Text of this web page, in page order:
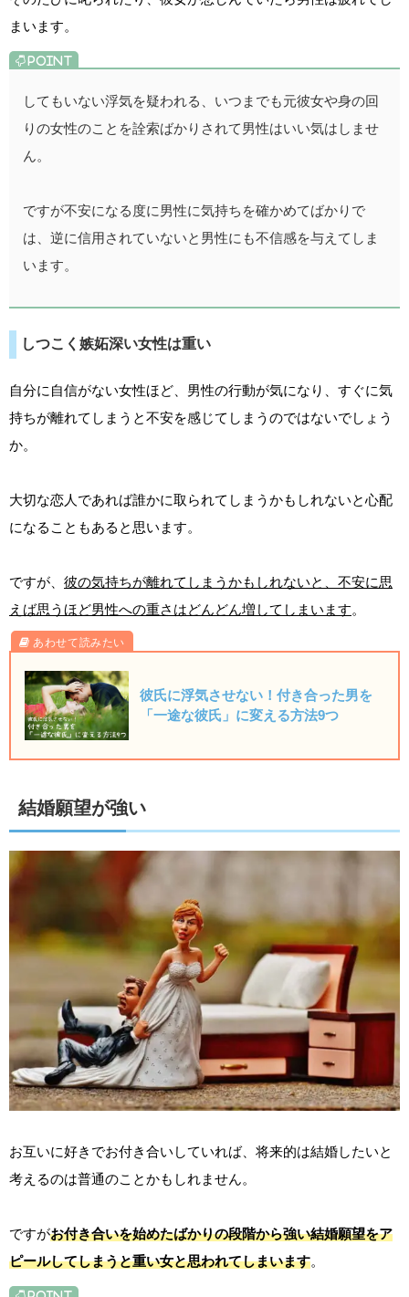
まいます。
してもいない浮気を疑われる、いつまでも元彼女や身の回
りの女性のことを詮索ばかりされて男性はいい気はしませ
ん。
ですが不安になる度に男性に気持ちを確かめてばかりで
は、逆に信用されていないと男性にも不信感を与えてしま
います。
しつこく嫉妬深い女性は重い
自分に自信がない女性ほど、男性の行動が気になり、すぐに気
持ちが離れてしまうと不安を感じてしまうのではないでしょう
か。
大切な恋人であれば誰かに取られてしまうかもしれないと心配
になることもあると思います。
ですが、 彼の気持ちが離れてしまうかもしれないと、不安に思
えば思うほど男性への重さはどんどん増してしまいます。
彼氏に浮気させない！付き合った男を
「一途な彼氏」に変える方法9つ
結婚願望が強い
お互いに好きでお付き合いしていれば、将来的は結婚したいと
考えるのは普通のことかもしれません。
ですがお付き合いを始めたばかりの段階から強い結婚願望をア
ピールしてしまうと重い女と思われてしまいます。